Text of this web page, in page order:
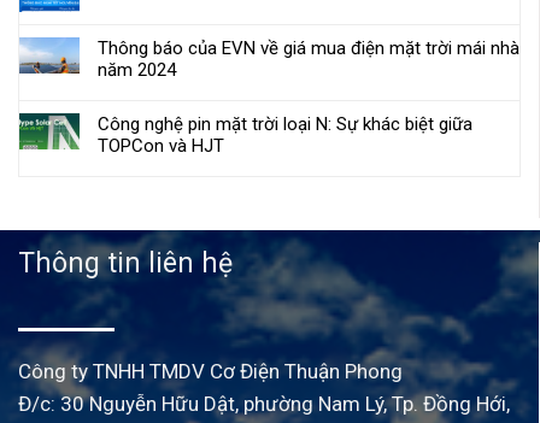
Thông báo của EVN về giá mua điện mặt trời mái nhà
năm 2024
Công nghệ pin mặt trời loại N: Sự khác biệt giữa
TOPCon và HJT
Thông tin liên hệ
Công ty TNHH TMDV Cơ Điện Thuận Phong
Đ/c: 30 Nguyễn Hữu Dật, phường Nam Lý, Tp. Đồng Hới,